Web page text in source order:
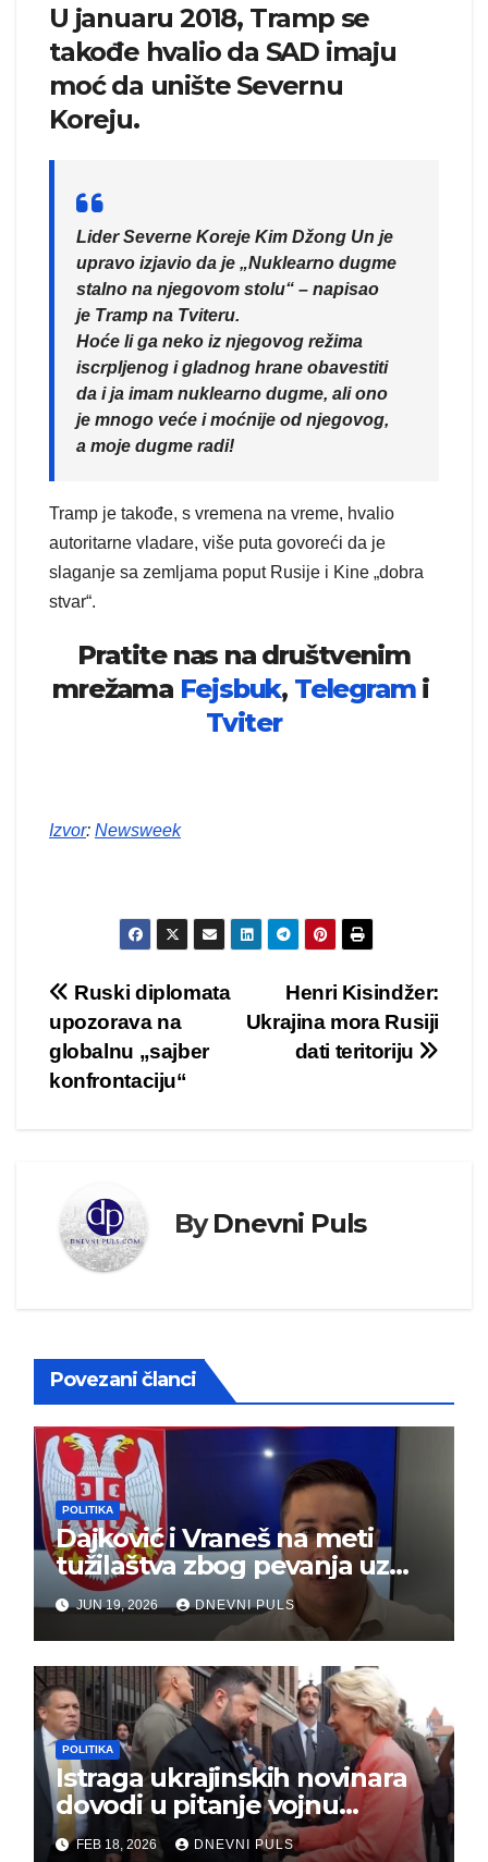
U januaru 2018, Tramp se
takođe hvalio da SAD imaju
moć da unište Severnu
Koreju.
Lider Severne Koreje Kim Džong Un je
upravo izjavio da je „Nuklearno dugme
stalno na njegovom stolu“ – napisao
je Tramp na Tviteru.
Hoće li ga neko iz njegovog režima
iscrpljenog i gladnog hrane obavestiti
da i ja imam nuklearno dugme, ali ono
je mnogo veće i moćnije od njegovog,
a moje dugme radi!
Tramp je takođe, s vremena na vreme, hvalio
autoritarne vladare, više puta govoreći da je
slaganje sa zemljama poput Rusije i Kine „dobra
stvar“.
Pratite nas na društvenim
mrežama Fejsbuk, Telegrami
Tviter
Izvor: Newsweek
Kretanje
članka
Henri Kisindžer:
Ukrajina mora Rusiji
dati teritoriju
Ruski diplomata
upozorava na
globalnu „sajber
konfrontaciju“
ByDnevni Puls
Povezani članci
POLITIKA
Dajković i Vraneš na meti
tužilaštva zbog pevanja uz
gusle
JUN 19, 2026 DNEVNI PULS
POLITIKA
Istraga ukrajinskih novinara
dovodi u pitanje vojnu
pomoć Kijevu – Vojna pomoć
FEB 18, 2026 DNEVNI PULS